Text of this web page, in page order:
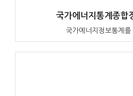
국가에너지통계종합
국가에너지정보통계